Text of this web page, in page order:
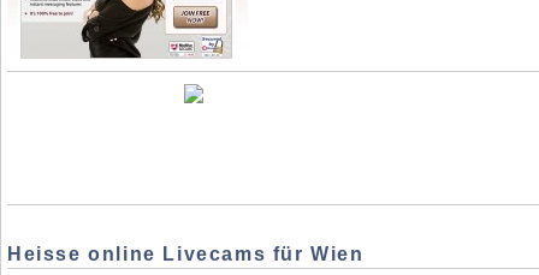
Heisse online Livecams für Wien